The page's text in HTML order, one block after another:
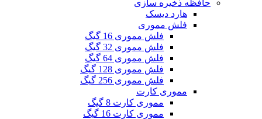
حافظه ذخیره سازی
هارد دیسک
فلش مموری
فلش مموری 16 گیگ
فلش مموری 32 گیگ
فلش مموری 64 گیگ
فلش مموری 128 گیگ
فلش مموری 256 گیگ
مموری کارت
مموری کارت 8 گیگ
مموری کارت 16 گیگ